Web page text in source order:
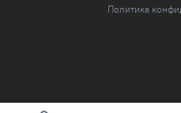
Политика